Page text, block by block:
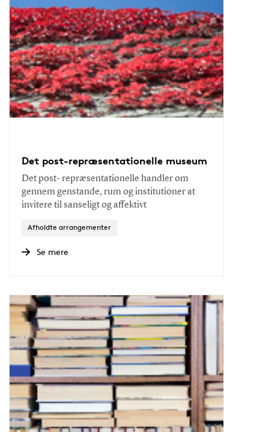
Det post-repræsentationelle museum
Det post- repræsentationelle handler om
gennem genstande, rum og institutioner at
invitere til sanseligt og affektivt
Afholdte arrangementer
Se mere